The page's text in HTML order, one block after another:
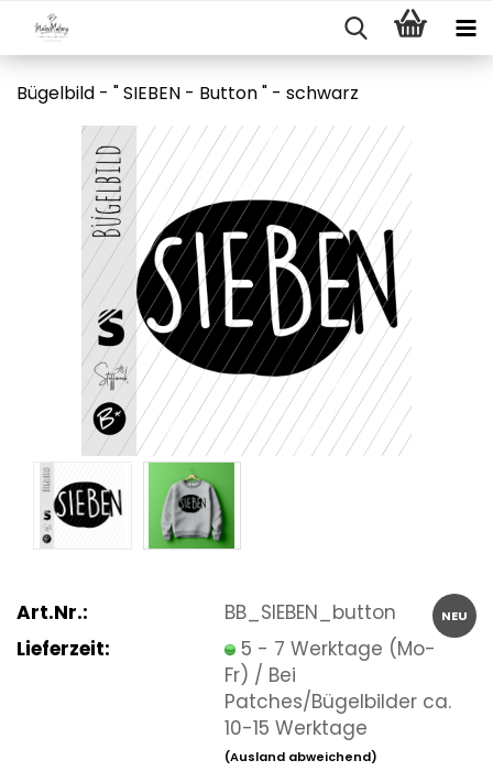
Bügelbild - " SIEBEN - Button " - schwarz
NEU
Art.Nr.:
BB_SIEBEN_button
Lieferzeit:
5 - 7 Werktage (Mo-
Fr) / Bei
Patches/Bügelbilder ca.
10-15 Werktage
(Ausland abweichend)